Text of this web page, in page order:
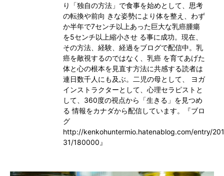
り「独自の方法」で食事を始めとして、思考
の転換や前向 きな姿勢により体を整え、わず
か半年で7センチ以上あった巨大な乳癌腫瘍
を5センチ以上縮小させ る事に成功。現在、
その方法、経験、経過をブログで配信中。乳
癌を敵視するのではなく、乳癌 を育てあげた
体と心の根本を見直す方法に共感する読者は
連日数千人にも及ぶ。二児の母として、 ヨガ
インストラクターとして、心理セラピストと
して、360度の視点から「生きる」を見つめ
る 情報をカナダから配信しています。『ブロ
グ
http://kenkohuntermio.hatenablog.com/entry/
31/180000』